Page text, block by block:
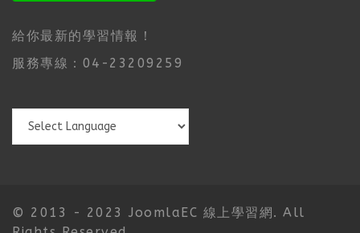
給你最新的學習情報！
服務專線：04-23209259
© 2013 - 2023 JoomlaEC 線上學習網. All